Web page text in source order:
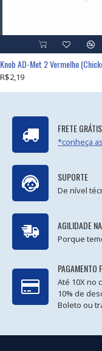
R$2,19
FRETE
*conheça
SUPORTE
De nível
AGILIDADE
Porque
PAGAMENTO
Até 10X no
10% de
Boleto ou